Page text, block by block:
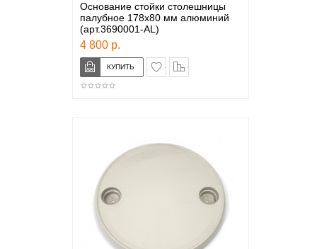
Основание стойки столешницы
палубное 178х80 мм алюминий
(арт.3690001-AL)
4 800 р.
в закладки